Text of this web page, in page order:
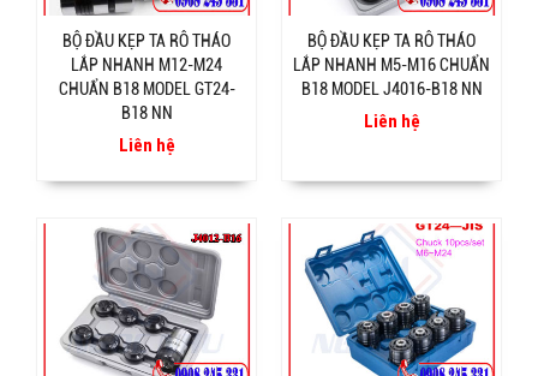
BỘ ĐẦU KẸP TA RÔ THÁO
LẮP NHANH M12-M24
CHUẨN B18 MODEL GT24-
B18 NN
Liên hệ
BỘ ĐẦU KẸP TA RÔ THÁO
LẮP NHANH M5-M16 CHUẨN
B18 MODEL J4016-B18 NN
Liên hệ